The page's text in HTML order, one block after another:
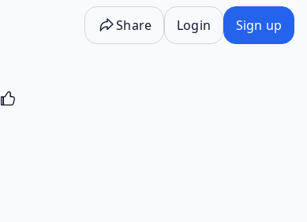
Share Login Sign up
Activating this element will cause content on the